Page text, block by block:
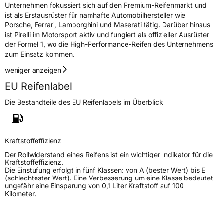
Unternehmen fokussiert sich auf den Premium-Reifenmarkt und
ist als Erstausrüster für namhafte Automobilhersteller wie
Porsche, Ferrari, Lamborghini und Maserati tätig. Darüber hinaus
ist Pirelli im Motorsport aktiv und fungiert als offizieller Ausrüster
der Formel 1, wo die High-Performance-Reifen des Unternehmens
zum Einsatz kommen.
weniger anzeigen
EU Reifenlabel
Die Bestandteile des EU Reifenlabels im Überblick
Kraftstoffeffizienz
Der Rollwiderstand eines Reifens ist ein wichtiger Indikator für die
Kraftstoffeffizienz.
Die Einstufung erfolgt in fünf Klassen: von A (bester Wert) bis E
(schlechtester Wert). Eine Verbesserung um eine Klasse bedeutet
ungefähr eine Einsparung von 0,1 Liter Kraftstoff auf 100
Kilometer.